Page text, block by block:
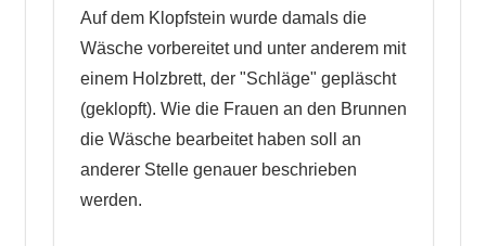
Auf dem Klopfstein wurde damals die
Wäsche vorbereitet und unter anderem mit
einem Holzbrett, der "Schläge" gepläscht
(geklopft). Wie die Frauen an den Brunnen
die Wäsche bearbeitet haben soll an
anderer Stelle genauer beschrieben
werden.